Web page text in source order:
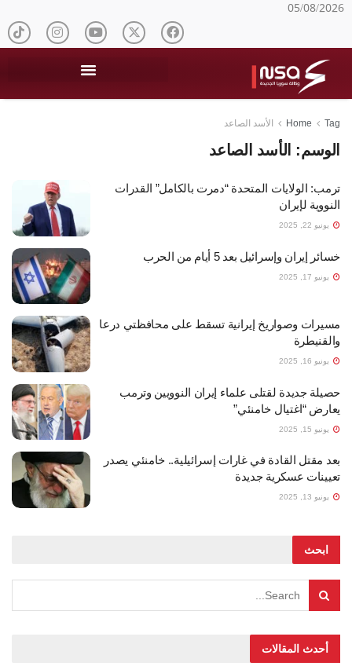
05/08/2026
Home Tag الأسد الصاعد
الوسم: الأسد الصاعد
ترمب: الولايات المتحدة “دمرت بالكامل” القدرات
النووية لإيران
يونيو 22, 2025
خسائر إيران وإسرائيل بعد 5 أيام من الحرب
يونيو 17, 2025
مسيرات وصواريخ إيرانية تسقط على محافظتي درعا
والقنيطرة
يونيو 16, 2025
حصيلة جديدة لقتلى علماء إيران النوويين وترمب
يعارض “اغتيال خامنئي”
يونيو 15, 2025
بعد مقتل القادة في غارات إسرائيلية.. خامنئي يصدر
تعيينات عسكرية جديدة
يونيو 13, 2025
ابحث
أحدث المقالات